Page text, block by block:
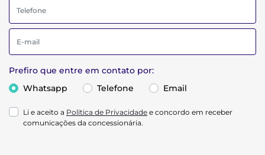
Prefiro que entre em contato por:
Whatsapp
Telefone Email
Li e aceito a Política de Privacidade e concordo em receber
comunicações da concessionária.